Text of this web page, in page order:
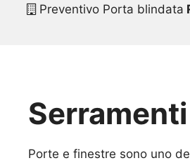
Preventivo Porta blindata
Porte e finestre sono uno